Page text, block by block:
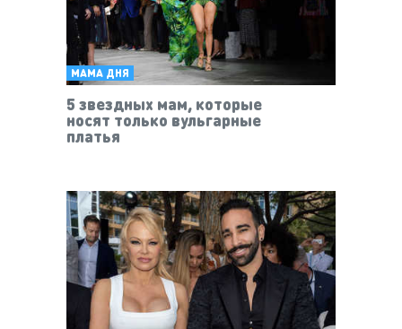
МАМА ДНЯ
5 звездных мам, которые
носят только вульгарные
платья